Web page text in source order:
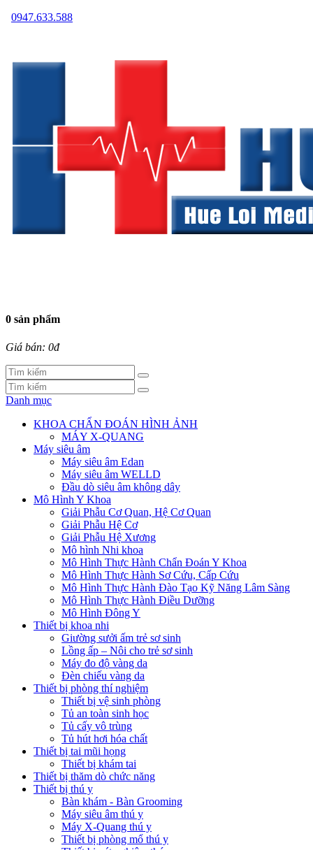
0947.633.588
0 sản phẩm
Giá bán: 0đ
Danh mục
KHOA CHẨN ĐOÁN HÌNH ẢNH
MÁY X-QUANG
Máy siêu âm
Máy siêu âm Edan
Máy siêu âm WELLD
Đầu dò siêu âm không dây
Mô Hình Y Khoa
Giải Phẫu Cơ Quan, Hệ Cơ Quan
Giải Phẫu Hệ Cơ
Giải Phẫu Hệ Xương
Mô hình Nhi khoa
Mô Hình Thực Hành Chẩn Đoán Y Khoa
Mô Hình Thực Hành Sơ Cứu, Cấp Cứu
Mô Hình Thực Hành Đào Tạo Kỹ Năng Lâm Sàng
Mô Hình Thực Hành Điều Dưỡng
Mô Hình Đông Y
Thiết bị khoa nhi
Giường sưởi ấm trẻ sơ sinh
Lồng ấp – Nôi cho trẻ sơ sinh
Máy đo độ vàng da
Đèn chiếu vàng da
Thiết bị phòng thí nghiệm
Thiết bị vệ sinh phòng
Tủ an toàn sinh học
Tủ cấy vô trùng
Tủ hút hơi hóa chất
Thiết bị tai mũi họng
Thiết bị khám tai
Thiết bị thăm dò chức năng
Thiết bị thú y
Bàn khám - Bàn Grooming
Máy siêu âm thú y
Máy X-Quang thú y
Thiết bị phòng mổ thú y